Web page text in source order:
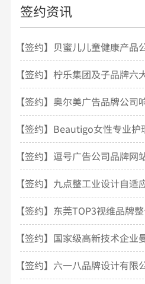
签约资讯
【签约】贝蜜儿儿童健康产品
开发
【签约】柠乐集团及子品牌六
【签约】奥尔美广告品牌公司
【签约】Beautigo女性专业
目
【签约】逗号广告公司品牌网
【签约】九点整工业设计自适
【签约】东莞TOP3视维品牌
建设
【签约】国家级高新技术企业
【签约】六一八品牌设计有限